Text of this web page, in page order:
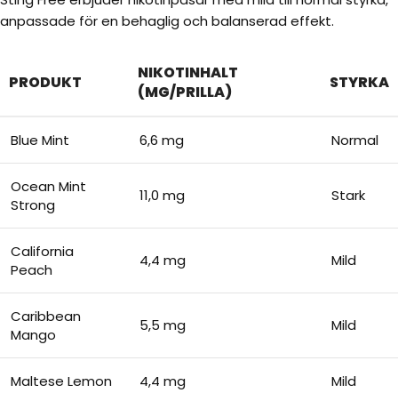
anpassade för en behaglig och balanserad effekt.
PRODUKT
NIKOTINHALT
(MG/PRILLA)
STYRKA
Blue Mint 6,6 mg Normal
Ocean Mint
Strong
11,0 mg Stark
California
Peach
4,4 mg Mild
Caribbean
Mango
5,5 mg Mild
Maltese Lemon 4,4 mg Mild